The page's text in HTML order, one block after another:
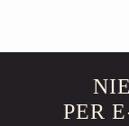
PER